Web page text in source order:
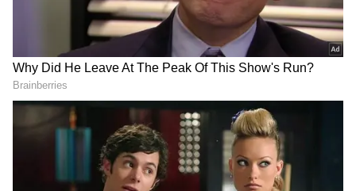
Amazon.in
కారులో ఫ్రీ వైఫై సదుపాయం
జియోమోటివ్‌లో ఉన్న ప్రధాన ఆకర్షణ కారులో వైఫై
హాట్‌స్పాట్ సదుపాయం. మీ జియో మొబైల్ నంబర్‌లో ఉన్న
డేటా ప్లాన్‌ను ఇదే డివైస్ ఉపయోగిస్తుంది. దీంతో ప్రయాణ
సమయంలో కారులోనే హైస్పీడ్ ఇంటర్నెట్‌ను